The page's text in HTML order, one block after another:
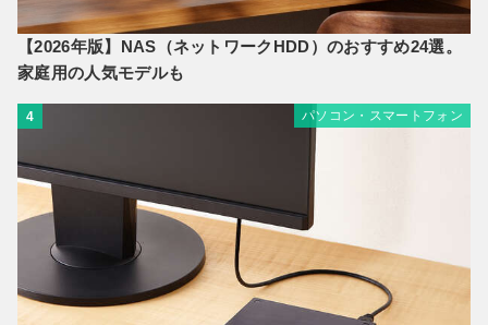
【2026年版】NAS（ネットワークHDD）のおすすめ24選。
家庭用の人気モデルも
4 パソコン・スマートフォン